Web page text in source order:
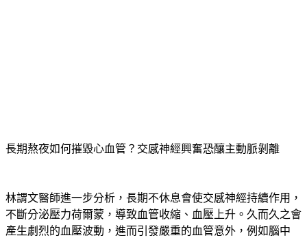
林謂文醫師進一步分析，長期不休息會使交感神經持續作用，
不斷分泌壓力荷爾蒙，導致血管收縮、血壓上升。久而久之會